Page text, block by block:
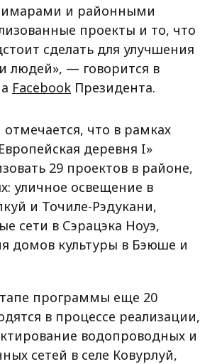
и районными
проекты и то, что
сделать для улучшения
людей», — говорится в
Facebook Президента.
что в рамках
деревня I»
29 проектов в районе,
уличное освещение в
и Точиле-Рэдукани,
сети в Сэрацэка Ноуэ,
домов культуры в Бэюше и
программы еще 20
в процессе реализации,
водопроводных и
сетей в селе Ковурлуй,